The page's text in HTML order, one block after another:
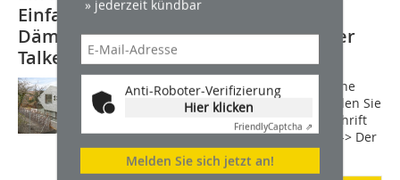
» jederzeit kündbar
Anti-Roboter-Verifizierung
Hier klicken
FriendlyCaptcha ⇗
Melden Sie sich jetzt an!
Einfamilienhauses Haus 36 aus
Dämmbeton am Rande des Stuttgarter
Talkessels
Maßstäbliche Pläne Maßstäbliche Pläne
(Grundrisse, Schnitte und Details) finden Sie
in der gedruckten Ausgabe der Zeitschrift
bauhandwerk. Hier geht es zum Heft -> Der
Entwurf des...